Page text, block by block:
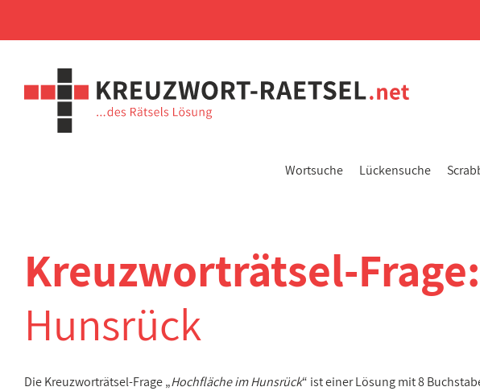
Wortsuche Lückensuche
Kreuzworträtsel-Frage:
Hunsrück
Die Kreuzworträtsel-Frage „Hochfläche im Hunsrück“ ist einer Lösung mit 8